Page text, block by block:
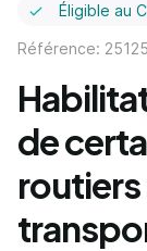
Éligible au
Référence:
de